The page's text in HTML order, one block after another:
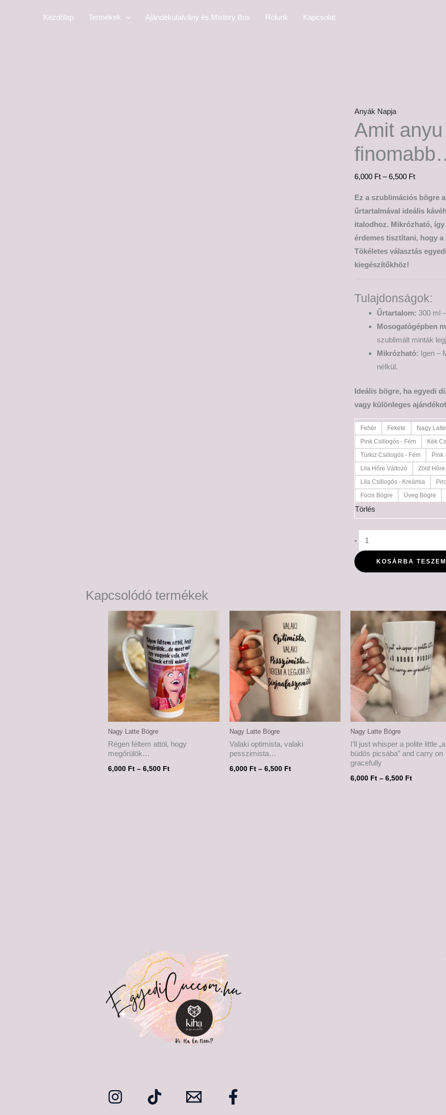
Kezdőlap Termékek Ajándékutalvány és Mistery Box Rólunk Kapcsolat
Anyák Napja
Amit
6,000 Ft – 6,500 Ft
Ez a szublimációs bögre
űrtartalmával ideális
italodhoz. Mikrózható,
érdemes tisztítani, hogy
Tökéletes választás
kiegészítőkhöz!
Tulajdonságok:
Űrtartalom: 300 ml
Mosogatógépben
szublimált minták
Mikrózható: Igen –
nélkül.
Ideális bögre, ha egyedi
vagy különleges
Fehér Fekete
Nagy
Pink Csillogós - Fém
Kék
Türkiz Csillogós - Fém
Pink
Lila Hőre Változó
Zöld
Lila Csillogós - Kreámia
Focis Bögre
Üveg Bögre
Törlés
-
KOSÁRBA
Kapcsolódó termékek
Nagy Latte Bögre
Régen féltem attól, hogy
megőrülök…
6,000 Ft – 6,500 Ft
-
6,500 Ft
Nagy Latte Bögre
Valaki optimista, valaki
pesszimista…
6,000 Ft – 6,500 Ft
6,000 Ft
-
6,500 Ft
Nagy Latte Bögre
I’ll just whisper a polite little
büdös picsába” and carry on
gracefully
6,000 Ft – 6,500 Ft
6,000 Ft
-
6,500 Ft